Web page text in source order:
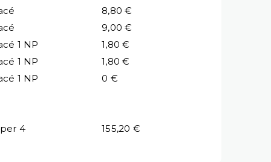
8,80 €
9,00 €
1 NP
1,80 €
1 NP
1,80 €
1 NP
0 €
4 155,20 €